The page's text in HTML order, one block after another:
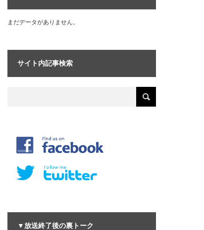
まだデータがありません。
サイト内記事検索
▼放送終了後の裏トーク